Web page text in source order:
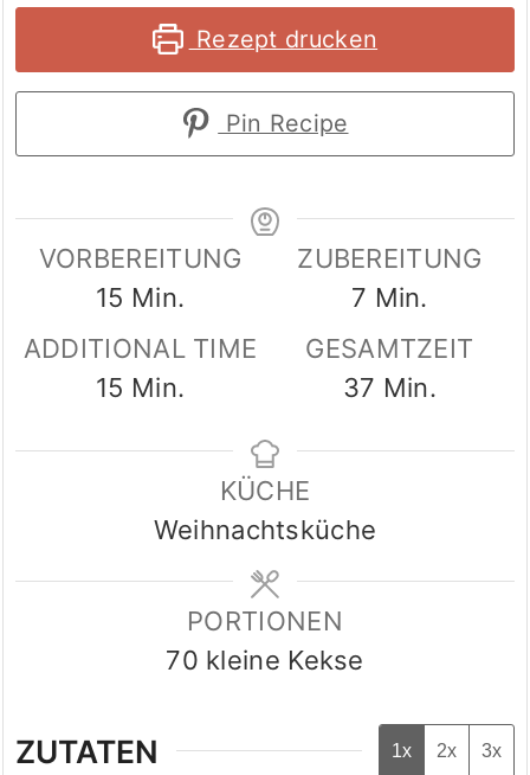
Rezept drucken
Pin Recipe
VORBEREITUNG
15 Minuten
Min.
ZUBEREITUNG
7 Minuten
Min.
ADDITIONAL TIME
15 Minuten
Min.
GESAMTZEIT
37 Minuten
Min.
KÜCHE
Weihnachtsküche
PORTIONEN
70 kleine Kekse
ZUTATEN 1x 2x 3x